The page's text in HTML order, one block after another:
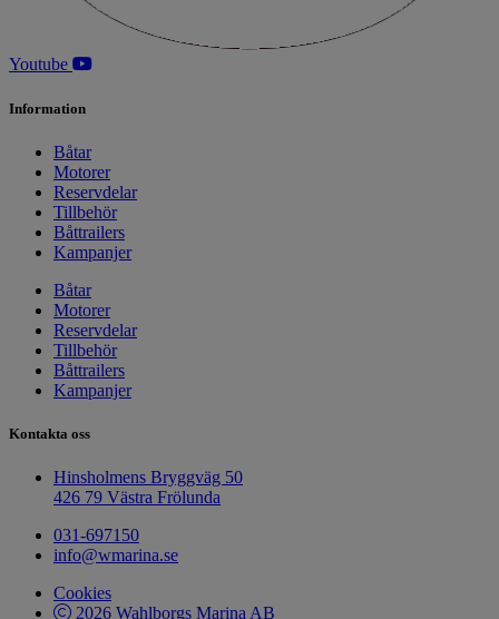
Youtube
Information
Båtar
Motorer
Reservdelar
Tillbehör
Båttrailers
Kampanjer
Båtar
Motorer
Reservdelar
Tillbehör
Båttrailers
Kampanjer
Kontakta oss
Hinsholmens Bryggväg 50
426 79 Västra Frölunda
031-697150
info@wmarina.se
Cookies
2026 Wahlborgs Marina AB